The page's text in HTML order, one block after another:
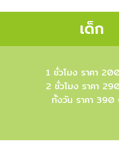
เด็ก
1 ชั่วโมง ราคา
2 ชั่วโมง ราคา
ทั้งวัน ราคา 390